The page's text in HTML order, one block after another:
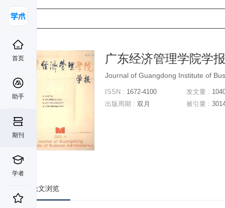
首页
助手
期刊
学者
广东经济管理学院学报
Journal of Guangdong Institute of
ISSN : 1672-4100
出版周期 : 双月
发文量 :
被引量 :
论文浏览